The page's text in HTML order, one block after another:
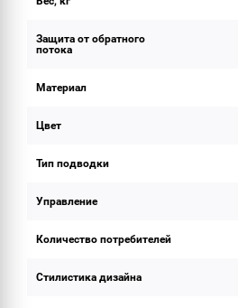
Защита от обратного
потока
Материал
Цвет
Тип подводки
Управление
Количество потребителей
Стилистика дизайна